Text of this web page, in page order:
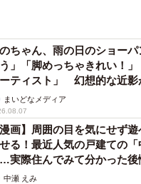
ちゃん、雨の日のショー
」「脚めっちゃきれい！
ティスト」 幻想的な近影
まいどなメディア
漫画】周囲の目を気にせず
る！最近人気の戸建ての
実際住んでみて分かった後
中瀬 えみ